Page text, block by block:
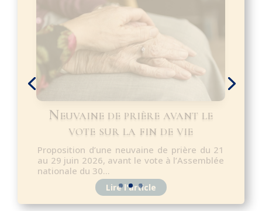
Chers paroissiens, je vous partage
aujourd'hui une nouvelle que je porte dans
la prière depuis...